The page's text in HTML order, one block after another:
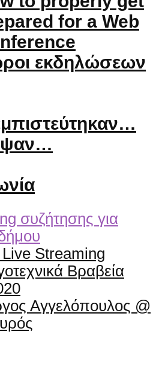
for a Web
εκδηλώσεων
Live Streaming
Βραβεία
Αγγελόπουλος @